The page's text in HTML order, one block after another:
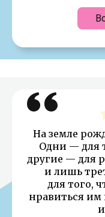
На земле
Одни — для
другие — для
и лишь
для того,
нравиться им